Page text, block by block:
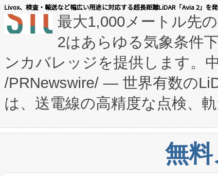
患者にとっての費用負担を大
のアクセスを大幅に拡大する
Fully-Connected Continuous
プログラムには、施設設計・
に関する技術移転および知的
構造化トレーニングカリキュ
上げおよび商用化段階におけ
設備整備および立ち上げ調整
President原信平）と、エンタ
ードするVoltaiqは、日本にあ
ーエネルギー貯蔵システム（
た。 Voltaiq独自のAI搭載プラ
定、統合、導入、運用に至る
安全性を追跡し、確保する事
増加しているデータセンター
る電力網に大きな負担をかけ
Livox、検査・輸送など幅広い用途に対応する超長距離LiDAR「Avia 2」を
最大1,000メートル先
2はあらゆる気象条件
ンカバレッジを提供します。
/PRNewswire/ — 世界有数の
は、送電線の高精度な点検、
や穀物倉庫におけるバルク材
リューション「Avia 2」を発
したAvia 2は、1,000メート
無